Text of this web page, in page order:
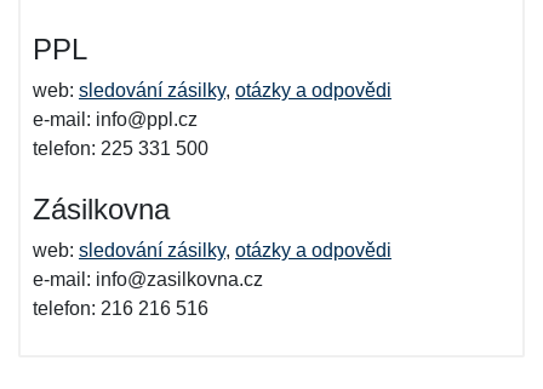
PPL
web: sledování zásilky, otázky a odpovědi
e-mail: info@ppl.cz
telefon: 225 331 500
Zásilkovna
web: sledování zásilky, otázky a odpovědi
e-mail: info@zasilkovna.cz
telefon: 216 216 516